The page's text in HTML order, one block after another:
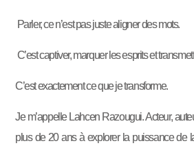
Parler, ce n’est pas juste aligner des mots.
C’est captiver, marquer les esprits et
C’est exactement ce que je transforme.
Je m’appelle Lahcen Razougui. Acteur,
plus de 20 ans à explorer la puissance de